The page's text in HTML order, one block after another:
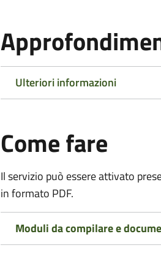
Ulteriori informazioni
Come fare
Il servizio può essere attivato
in formato PDF.
Moduli da compilare e